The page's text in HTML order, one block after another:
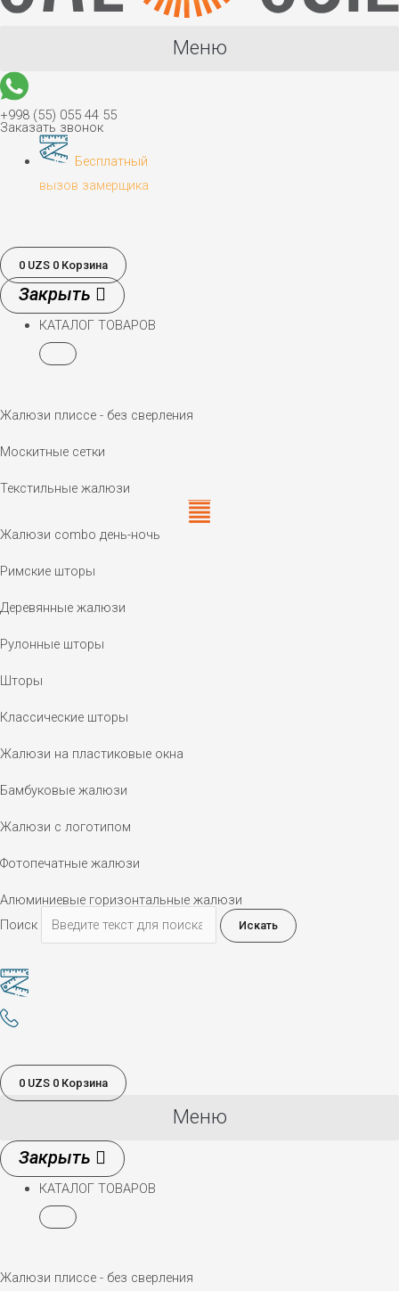
Меню
+998 (55) 055 44 55
Заказать звонок
Бесплатный
вызов замерщика
0 UZS 0 Корзина
КАТАЛОГ ТОВАРОВ
Жалюзи плиссе - без сверления
Москитные сетки
Текстильные жалюзи
Жалюзи combo день-ночь
Римские шторы
Деревянные жалюзи
Рулонные шторы
Шторы
Классические шторы
Жалюзи на пластиковые окна
Бамбуковые жалюзи
Жалюзи с логотипом
Фотопечатные жалюзи
Алюминиевые горизонтальные жалюзи
Поиск
Искать
0 UZS 0 Корзина
Меню
КАТАЛОГ ТОВАРОВ
Жалюзи плиссе - без сверления